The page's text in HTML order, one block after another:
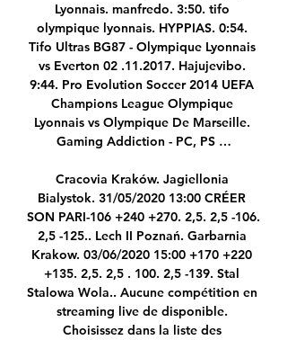
Lyonnais. manfredo. 3:50. tifo
olympique lyonnais. HYPPIAS. 0:54.
Tifo Ultras BG87 - Olympique Lyonnais
vs Everton 02 .11.2017. Hajujevibo.
9:44. Pro Evolution Soccer 2014 UEFA
Champions League Olympique
Lyonnais vs Olympique De Marseille.
Gaming Addiction - PC, PS …
Cracovia Kraków. Jagiellonia
Bialystok. 31/05/2020 13:00 CRÉER
SON PARI-106 +240 +270. 2,5. 2,5 -106.
2,5 -125.. Lech II Poznań. Garbarnia
Krakow. 03/06/2020 15:00 +170 +220
+135. 2,5. 2,5 . 100. 2,5 -139. Stal
Stalowa Wola.. Aucune compétition en
streaming live de disponible.
Choisissez dans la liste des